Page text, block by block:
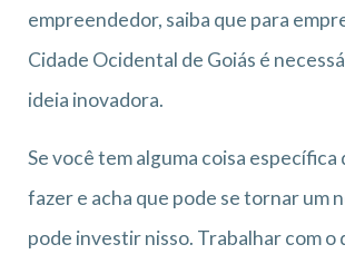
empreendedor, saiba que para
Cidade Ocidental de Goiás é
ideia inovadora.
Se você tem alguma coisa específica
fazer e acha que pode se tornar um
pode investir nisso. Trabalhar com o